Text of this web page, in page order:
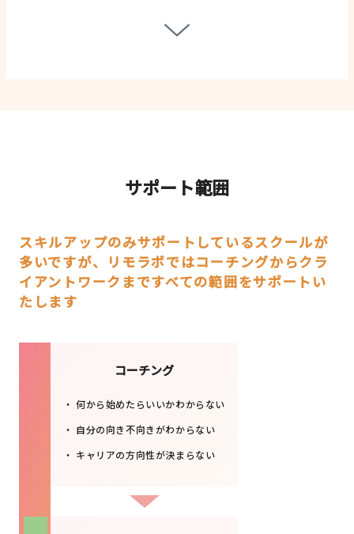
サポート範囲
スキルアップのみサポートしているスクールが
多いですが、
リモラボではコーチングからクラ
イアントワークまですべての範囲をサポートい
たします
コーチング
何から始めたらいいかわからない
自分の向き不向きがわからない
キャリアの方向性が決まらない